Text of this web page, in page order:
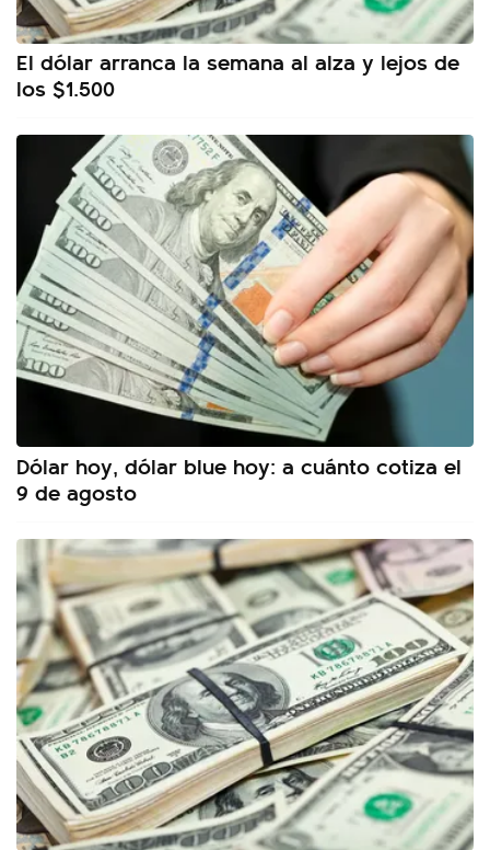
El dólar arranca la semana al alza y lejos de
los $1.500
Dólar hoy, dólar blue hoy: a cuánto cotiza el
9 de agosto